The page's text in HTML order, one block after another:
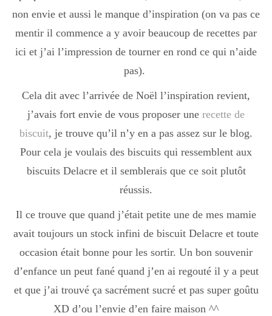
non envie et aussi le manque d’inspiration (on va pas ce
mentir il commence a y avoir beaucoup de recettes par
ici et j’ai l’impression de tourner en rond ce qui n’aide
pas).
Cela dit avec l’arrivée de Noël l’inspiration revient,
j’avais fort envie de vous proposer une recette de
biscuit, je trouve qu’il n’y en a pas assez sur le blog.
Pour cela je voulais des biscuits qui ressemblent aux
biscuits Delacre et il semblerais que ce soit plutôt
réussis.
Il ce trouve que quand j’était petite une de mes mamie
avait toujours un stock infini de biscuit Delacre et toute
occasion était bonne pour les sortir. Un bon souvenir
d’enfance un peut fané quand j’en ai regouté il y a peut
et que j’ai trouvé ça sacrément sucré et pas super goûtu
XD d’ou l’envie d’en faire maison ^^